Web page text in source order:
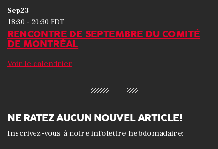
Sep23
18:30 -20:30 EDT
RENCONTRE DE SEPTEMBRE DU COMITÉ
DE MONTRÉAL
Voir le calendrier
NE RATEZ AUCUN NOUVEL ARTICLE!
Inscrivez-vous à notre infolettre hebdomadaire: